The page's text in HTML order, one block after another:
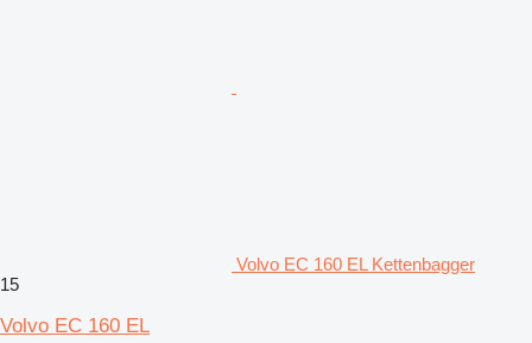
Volvo EC 160 EL Kettenbagger
15
Volvo EC 160 EL